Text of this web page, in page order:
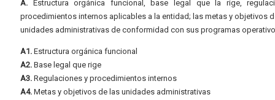
A. Estructura orgánica funcional, base legal que la rige,
procedimientos internos aplicables a la entidad; las metas y objetivos
unidades administrativas de conformidad con sus programas
A1. Estructura orgánica funcional
A2. Base legal que rige
A3. Regulaciones y procedimientos internos
A4. Metas y objetivos de las unidades administrativas